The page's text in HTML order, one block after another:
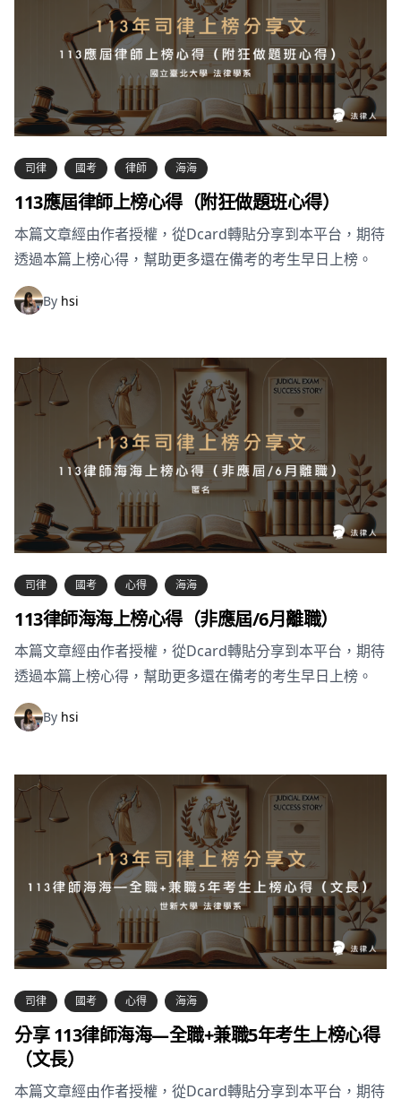
司律 國考 律師 海海
113應屆律師上榜心得（附狂做題班心得）
本篇文章經由作者授權，從Dcard轉貼分享到本平台，期待
透過本篇上榜心得，幫助更多還在備考的考生早日上榜。
By hsi
司律 國考 心得 海海
113律師海海上榜心得（非應屆/6月離職）
本篇文章經由作者授權，從Dcard轉貼分享到本平台，期待
透過本篇上榜心得，幫助更多還在備考的考生早日上榜。
By hsi
司律 國考 心得 海海
分享 113律師海海—全職+兼職5年考生上榜心得
（文長）
本篇文章經由作者授權，從Dcard轉貼分享到本平台，期待